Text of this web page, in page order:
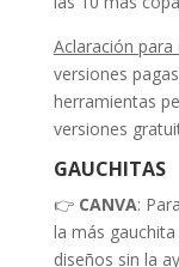
Aclaración
versiones
herramientas
versiones
GAUCHITAS
👉 CANVA:
la más
diseños sin la